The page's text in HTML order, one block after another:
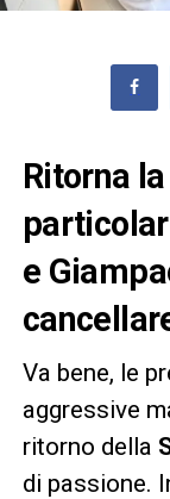
Ritorna
e
Va bene, le
aggressive
ritorno della
di passione.